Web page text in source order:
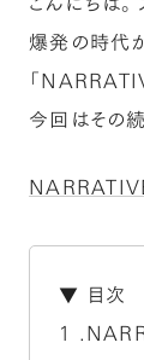
爆発の時代
「
今回はその続
NARRATIVE
▼ 目次
1